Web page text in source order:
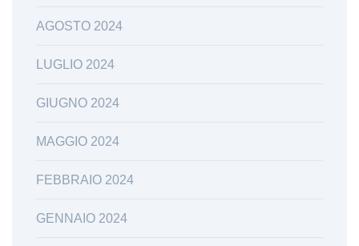
AGOSTO 2024
LUGLIO 2024
GIUGNO 2024
MAGGIO 2024
FEBBRAIO 2024
GENNAIO 2024